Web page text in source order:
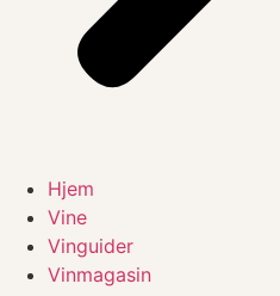
Hjem
Vine
Vinguider
Vinmagasin